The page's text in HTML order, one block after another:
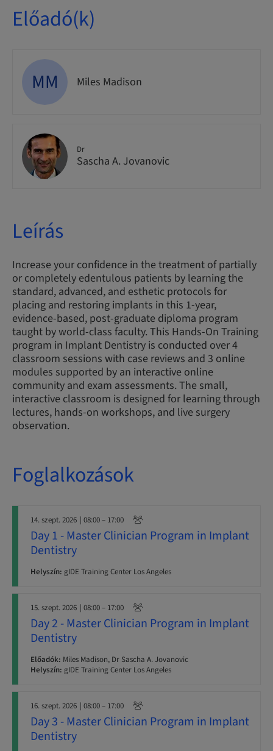
Előadó(k)
MM Miles Madison
Dr
Sascha A. Jovanovic
Leírás
Increase your confidence in the treatment of partially
or completely edentulous patients by learning the
standard, advanced, and esthetic protocols for
placing and restoring implants in this 1-year,
evidence-based, post-graduate diploma program
taught by world-class faculty. This Hands-On Training
program in Implant Dentistry is conducted over 4
classroom sessions with case reviews and 3 online
modules supported by an interactive online
community and exam assessments. The small,
interactive classroom is designed for learning through
lectures, hands-on workshops, and live surgery
observation.
Foglalkozások
14. szept. 2026 | 08:00 – 17:00
Day 1 - Master Clinician Program in Implant
Dentistry
Helyszín: gIDE Training Center Los Angeles
15. szept. 2026 | 08:00 – 17:00
Day 2 - Master Clinician Program in Implant
Dentistry
Előadók: Miles Madison, Dr Sascha A. Jovanovic
Helyszín: gIDE Training Center Los Angeles
16. szept. 2026 | 08:00 – 17:00
Day 3 - Master Clinician Program in Implant
Dentistry